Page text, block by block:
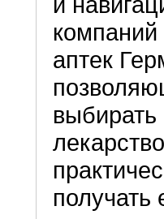
аптек
получать